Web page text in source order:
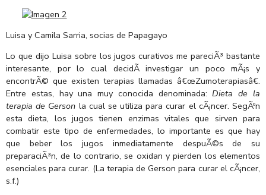
Luisa y Camila Sarria, socias de Papagayo
Lo que dijo Luisa sobre los jugos curativos me pareciÃ³ bastante
interesante, por lo cual decidÃ­ investigar un poco mÃ¡s y
encontrÃ© que existen terapias llamadas â€œZumoterapiasâ€.
Entre estas, hay una muy conocida denominada:Dieta de la
terapia de Gerson la cual se utiliza para curar el cÃ¡ncer. SegÃºn
esta dieta, los jugos tienen enzimas vitales que sirven para
combatir este tipo de enfermedades, lo importante es que hay
que beber los jugos inmediatamente despuÃ©s de su
preparaciÃ³n, de lo contrario, se oxidan y pierden los elementos
esenciales para curar. (La terapia de Gerson para curar el cÃ¡ncer,
s.f.)